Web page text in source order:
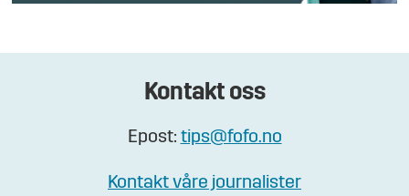
Kontakt oss
Epost: tips@fofo.no
Kontakt våre journalister